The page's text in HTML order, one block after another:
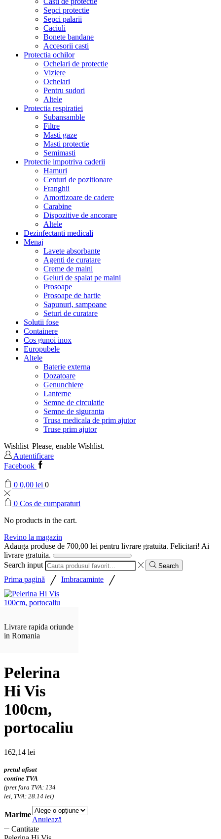
Sepci protectie
Sepci palarii
Caciuli
Bonete bandane
Accesorii casti
Protectia ochilor
Ochelari de protectie
Viziere
Ochelari
Pentru sudori
Altele
Protectia respiratiei
Subansamble
Filtre
Masti gaze
Masti protectie
Semimasti
Protectie impotriva caderii
Hamuri
Centuri de pozitionare
Franghii
Amortizoare de cadere
Carabine
Dispozitive de ancorare
Altele
Dezinfectanti medicali
Menaj
Lavete absorbante
Agenti de curatare
Creme de maini
Geluri de spalat pe maini
Prosoape
Prosoape de hartie
Sapunuri, sampoane
Seturi de curatare
Solutii fose
Containere
Cos gunoi inox
Europubele
Altele
Baterie externa
Dozatoare
Genunchiere
Lanterne
Semne de circulatie
Semne de siguranta
Trusa medicala de prim ajutor
Truse prim ajutor
Wishlist Please, enable Wishlist.
Autentificare
Facebook
0 0,00 lei 0
0 Cos de cumparaturi
No products in the cart.
Revino la magazin
Adauga produse de 700,00 lei pentru livrare gratuita. Felicitari! Ai
livrare gratuita.
Search input
Search
Prima pagină / Imbracaminte /
Livrare rapida oriunde
in Romania
Pelerina
Hi Vis
100cm,
portocaliu
162,14 lei
pretul afisat
contine TVA
(pret fara TVA: 134
lei, TVA: 28.14 lei)
Marime
Anulează
Cantitate